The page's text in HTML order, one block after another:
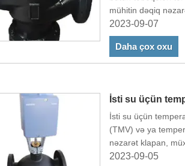
mühitin dəqiq
idarəetmə
2023-09-07
Daha çox oxu
İsti su üçün
İsti su üçün
(TMV) və ya
nəzarət klapan,
idarə etmək və
2023-09-05